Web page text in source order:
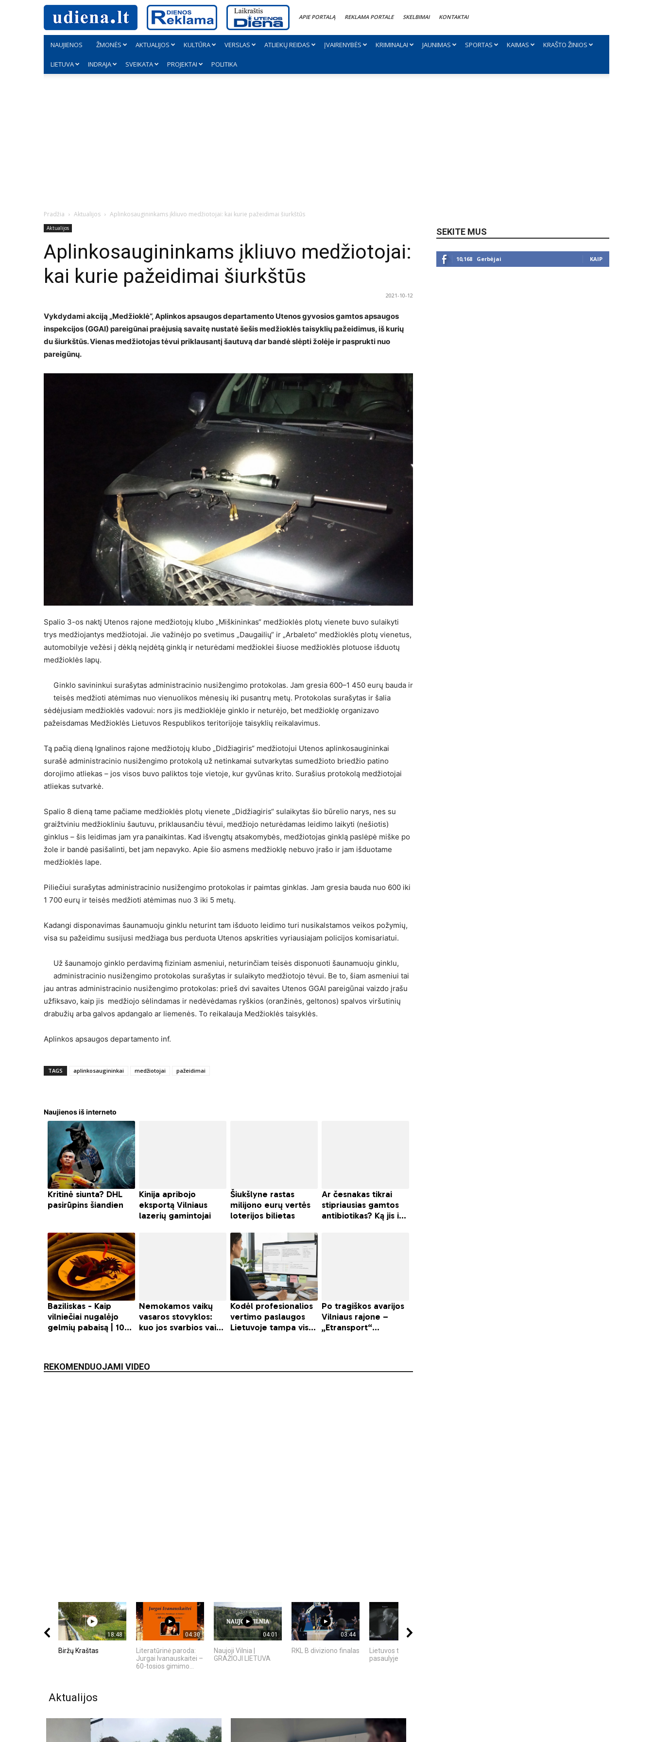
APIE PORTALĄ REKLAMA PORTALE SKELBIMAI KONTAKTAI
NAUJIENOS ŽMONĖS AKTUALIJOS KULTŪRA VERSLAS ATLIEKŲ REIDAS ĮVAIRENYBĖS KRIMINALAI JAUNIMAS SPORTAS KAIMAS KRAŠTO ŽINIOS
LIETUVA INDRAJA SVEIKATA PROJEKTAI POLITIKA
Pradžia Aktualijos Aplinkosaugininkams įkliuvo medžiotojai: kai kurie pažeidimai šiurkštūs
Aktualijos
Aplinkosaugininkams įkliuvo medžiotojai:
kai kurie pažeidimai šiurkštūs
2021-10-12
Vykdydami akciją „Medžioklė“, Aplinkos apsaugos departamento Utenos gyvosios gamtos apsaugos
inspekcijos (GGAI) pareigūnai praėjusią savaitę nustatė šešis medžioklės taisyklių pažeidimus, iš kurių
du šiurkštūs. Vienas medžiotojas tėvui priklausantį šautuvą dar bandė slėpti žolėje ir pasprukti nuo
pareigūnų.
Spalio 3-os naktį Utenos rajone medžiotojų klubo „Miškininkas“ medžioklės plotų vienete buvo sulaikyti
trys medžiojantys medžiotojai. Jie važinėjo po svetimus „Daugailių“ ir „Arbaleto“ medžioklės plotų vienetus,
automobilyje vežėsi į dėklą neįdėtą ginklą ir neturėdami medžioklei šiuose medžioklės plotuose išduotų
medžioklės lapų.
Ginklo savininkui surašytas administracinio nusižengimo protokolas. Jam gresia 600–1 450 eurų bauda ir
teisės medžioti atėmimas nuo vienuolikos mėnesių iki pusantrų metų. Protokolas surašytas ir šalia
sėdėjusiam medžioklės vadovui: nors jis medžioklėje ginklo ir neturėjo, bet medžioklę organizavo
pažeisdamas Medžioklės Lietuvos Respublikos teritorijoje taisyklių reikalavimus.
Tą pačią dieną Ignalinos rajone medžiotojų klubo „Didžiagiris“ medžiotojui Utenos aplinkosaugininkai
surašė administracinio nusižengimo protokolą už netinkamai sutvarkytas sumedžioto briedžio patino
dorojimo atliekas – jos visos buvo paliktos toje vietoje, kur gyvūnas krito. Surašius protokolą medžiotojai
atliekas sutvarkė.
Spalio 8 dieną tame pačiame medžioklės plotų vienete „Didžiagiris“ sulaikytas šio būrelio narys, nes su
graižtviniu medžiokliniu šautuvu, priklausančiu tėvui, medžiojo neturėdamas leidimo laikyti (nešiotis)
ginklus – šis leidimas jam yra panaikintas. Kad išvengtų atsakomybės, medžiotojas ginklą paslėpė miške po
žole ir bandė pasišalinti, bet jam nepavyko. Apie šio asmens medžioklę nebuvo įrašo ir jam išduotame
medžioklės lape.
Piliečiui surašytas administracinio nusižengimo protokolas ir paimtas ginklas. Jam gresia bauda nuo 600 iki
1 700 eurų ir teisės medžioti atėmimas nuo 3 iki 5 metų.
Kadangi disponavimas šaunamuoju ginklu neturint tam išduoto leidimo turi nusikalstamos veikos požymių,
visa su pažeidimu susijusi medžiaga bus perduota Utenos apskrities vyriausiajam policijos komisariatui.
Už šaunamojo ginklo perdavimą fiziniam asmeniui, neturinčiam teisės disponuoti šaunamuoju ginklu,
administracinio nusižengimo protokolas surašytas ir sulaikyto medžiotojo tėvui. Be to, šiam asmeniui tai
jau antras administracinio nusižengimo protokolas: prieš dvi savaites Utenos GGAI pareigūnai vaizdo įrašu
užfiksavo, kaip jis medžiojo sėlindamas ir nedėvėdamas ryškios (oranžinės, geltonos) spalvos viršutinių
drabužių arba galvos apdangalo ar liemenės. To reikalauja Medžioklės taisyklės.
Aplinkos apsaugos departamento inf.
TAGS aplinkosaugininkai medžiotojai pažeidimai
Naujienos iš interneto
REKOMENDUOJAMI VIDEO
18:48
Biržų Kraštas
04:30
Literatūrinė paroda:
Jurgai Ivanauskaitei –
60-tosios gimimo...
04:01
Naujoji Vilnia |
GRAŽIOJI LIETUVA
03:44
RKL B diviziono finalas
Lietuvos teatro sėkmė
pasaulyje
Aktualijos
SEKITE MUS
10,168 Gerbėjai KAIP